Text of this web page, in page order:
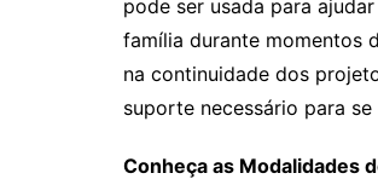
pode ser usada para
família durante momentos
na continuidade dos
suporte necessário para
Conheça as Modalidades